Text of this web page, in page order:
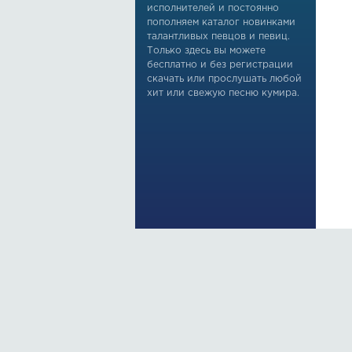
исполнителей и постоянно
пополняем каталог новинками
талантливых певцов и певиц.
Только здесь вы можете
бесплатно и без регистрации
скачать или прослушать любой
хит или свежую песню кумира.